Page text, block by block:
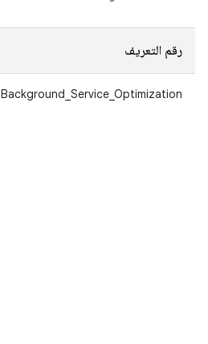
رقم التعريف
Background_Service_Optimization